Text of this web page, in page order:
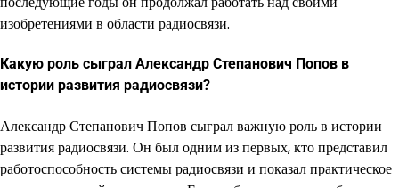
изобретениями в области радиосвязи.
Какую роль сыграл Александр Степанович Попов в
истории развития радиосвязи?
Александр Степанович Попов сыграл важную роль в истории
развития радиосвязи. Он был одним из первых, кто представил
работоспособность системы радиосвязи и показал практическое